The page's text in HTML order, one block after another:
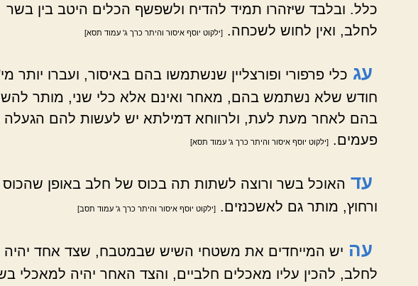
כלל. ובלבד שיזהרו תמיד להדיח ולשפשף הכלים היטב בין בשר
לחלב, ואין לחוש לשכחה. [ילקוט יוסף איסור והיתר כרך ג' עמוד תסא]
עג כלי פרפורי ופורצליין שנשתמשו בהם באיסור, ועברו יותר
חודש שלא נשתמש בהם, מאחר ואינם אלא כלי שני, מותר
בהם לאחר מעת לעת, ולרווחא דמילתא יש לעשות להם הגעלה
פעמים. [ילקוט יוסף איסור והיתר כרך ג' עמוד תסא]
עד האוכל בשר ורוצה לשתות תה בכוס של חלב באופן שהכוס
ורחוץ, מותר גם לאשכנזים.
[ילקוט יוסף איסור והיתר כרך ג' עמוד תסב]
עה יש המייחדים את משטחי השיש שבמטבח, שצד אחד יהיה
לחלב, להכין עליו מאכלים חלביים, והצד האחר יהיה למאכלי